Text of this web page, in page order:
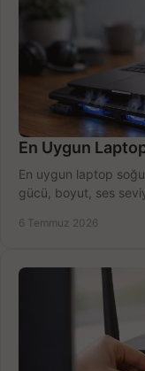
En Uygun
En uygun laptop
gücü, boyut, ses
6 Temmuz 2026